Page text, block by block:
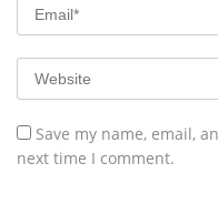
Save my name, email,
next time I comment.